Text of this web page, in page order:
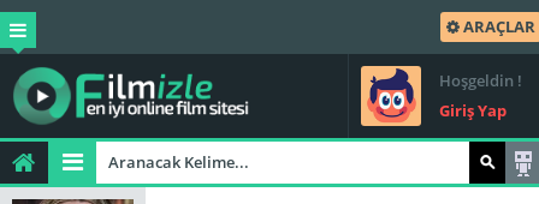
ARAÇLAR
Hoşgeldin !
Giriş Yap